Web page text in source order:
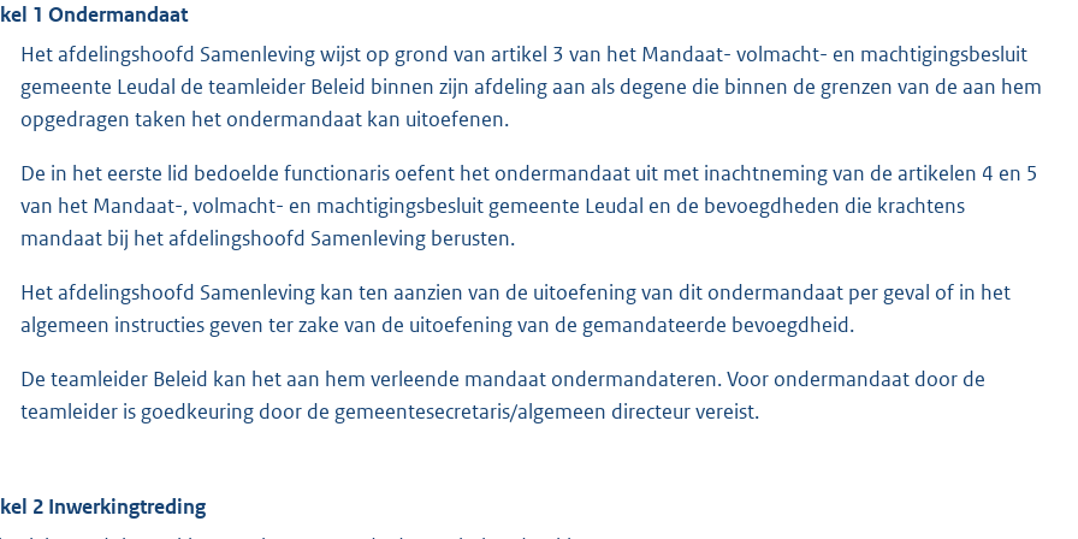
1 Ondermandaat
Het afdelingshoofd Samenleving wijst op grond van artikel 3 van het Mandaat- volmacht- en machtigingsbesluit
gemeente Leudal de teamleider Beleid binnen zijn afdeling aan als degene die binnen de grenzen van de aan hem
opgedragen taken het ondermandaat kan uitoefenen.
De in het eerste lid bedoelde functionaris oefent het ondermandaat uit met inachtneming van de artikelen 4 en 5
van het Mandaat-, volmacht- en machtigingsbesluit gemeente Leudal en de bevoegdheden die krachtens
mandaat bij het afdelingshoofd Samenleving berusten.
Het afdelingshoofd Samenleving kan ten aanzien van de uitoefening van dit ondermandaat per geval of in het
algemeen instructies geven ter zake van de uitoefening van de gemandateerde bevoegdheid.
De teamleider Beleid kan het aan hem verleende mandaat ondermandateren. Voor ondermandaat door de
teamleider is goedkeuring door de gemeentesecretaris/algemeen directeur vereist.
2 Inwerkingtreding